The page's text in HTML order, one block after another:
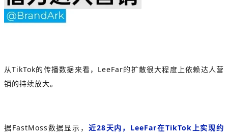
从TikTok的传播数据来看，LeeFar的扩散很大程度上依赖达人营
销的持续放大。
据FastMoss数据显示， 近28天内，LeeFar在TikTok上实现约